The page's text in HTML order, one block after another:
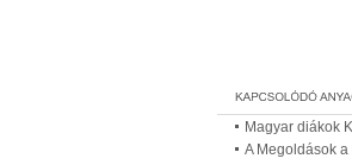
Magyar diákok
A Megoldások